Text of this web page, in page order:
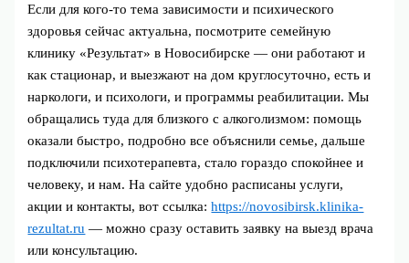
Если для кого-то тема зависимости и психического
здоровья сейчас актуальна, посмотрите семейную
клинику «Результат» в Новосибирске — они работают и
как стационар, и выезжают на дом круглосуточно, есть и
наркологи, и психологи, и программы реабилитации. Мы
обращались туда для близкого с алкоголизмом: помощь
оказали быстро, подробно все объяснили семье, дальше
подключили психотерапевта, стало гораздо спокойнее и
человеку, и нам. На сайте удобно расписаны услуги,
акции и контакты, вот ссылка:https://novosibirsk.klinika-
rezultat.ru — можно сразу оставить заявку на выезд врача
или консультацию.